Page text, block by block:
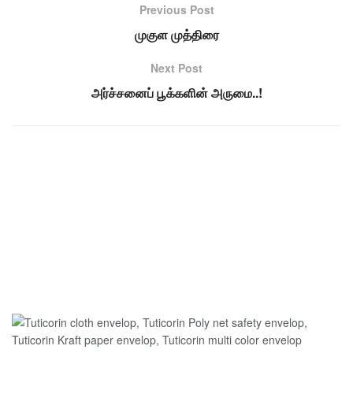
Previous Post
முகுள முத்திரை
Next Post
அர்ச்சனைப் பூக்களின் அருமை..!